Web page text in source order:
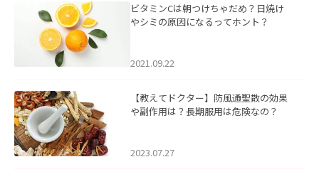
ビタミンCは朝つけちゃだめ？日焼け
やシミの原因になるってホント？
2021.09.22
【教えてドクター】防風通聖散の効果
や副作用は？長期服用は危険なの？
2023.07.27